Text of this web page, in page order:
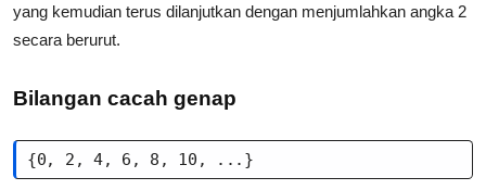
yang kemudian terus dilanjutkan dengan menjumlahkan angka 2
secara berurut.
Bilangan cacah genap
{0, 2, 4, 6, 8, 10, ...}